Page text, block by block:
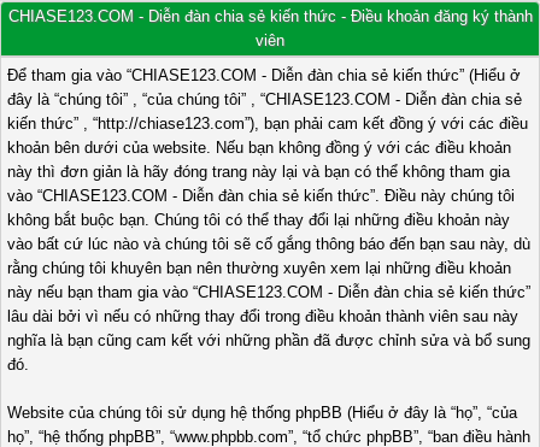
CHIASE123.COM - Diễn đàn chia sẻ kiến thức - Điều khoản đăng ký thành
viên
Để tham gia vào “CHIASE123.COM - Diễn đàn chia sẻ kiến thức” (Hiểu ở
đây là “chúng tôi” , “của chúng tôi” , “CHIASE123.COM - Diễn đàn chia sẻ
kiến thức” , “http://chiase123.com”), bạn phải cam kết đồng ý với các điều
khoản bên dưới của website. Nếu bạn không đồng ý với các điều khoản
này thì đơn giản là hãy đóng trang này lại và bạn có thể không tham gia
vào “CHIASE123.COM - Diễn đàn chia sẻ kiến thức”. Điều này chúng tôi
không bắt buộc bạn. Chúng tôi có thể thay đổi lại những điều khoản này
vào bất cứ lúc nào và chúng tôi sẽ cố gắng thông báo đến bạn sau này, dù
rằng chúng tôi khuyên bạn nên thường xuyên xem lại những điều khoản
này nếu bạn tham gia vào “CHIASE123.COM - Diễn đàn chia sẻ kiến thức”
lâu dài bởi vì nếu có những thay đổi trong điều khoản thành viên sau này
nghĩa là bạn cũng cam kết với những phần đã được chỉnh sửa và bổ sung
đó.
Website của chúng tôi sử dụng hệ thống phpBB (Hiểu ở đây là “họ”, “của
họ”, “hệ thống phpBB”, “www.phpbb.com”, “tổ chức phpBB”, “ban điều hành